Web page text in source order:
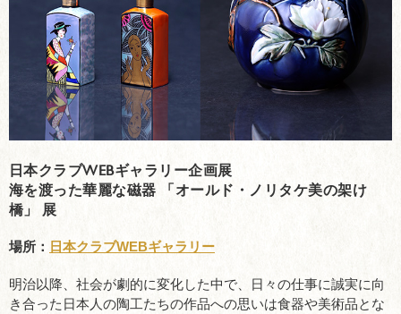
日本クラブWEBギャラリー企画展
海を渡った華麗な磁器 「オールド・ノリタケ美の架け
橋」 展
場所： 日本クラブWEBギャラリー
明治以降、社会が劇的に変化した中で、日々の仕事に誠実に向
き合った日本人の陶工たちの作品への思いは食器や美術品とな